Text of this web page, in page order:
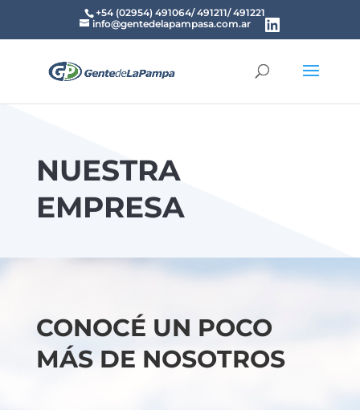
+54 (02954) 491064/ 491211/ 491221
info@gentedelapampasa.com.ar
NUESTRA
EMPRESA
CONOCÉ UN POCO
MÁS DE NOSOTROS